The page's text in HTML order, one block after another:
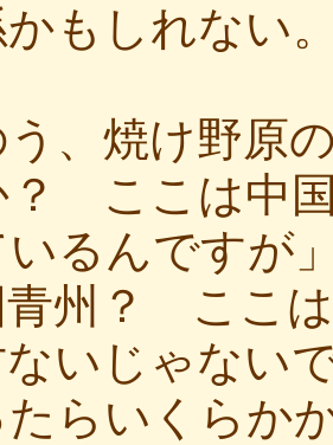
もしれない
う、焼け野原
？ ここは中
るんですが
青州？ ここ
ないじゃない
たらいくらか